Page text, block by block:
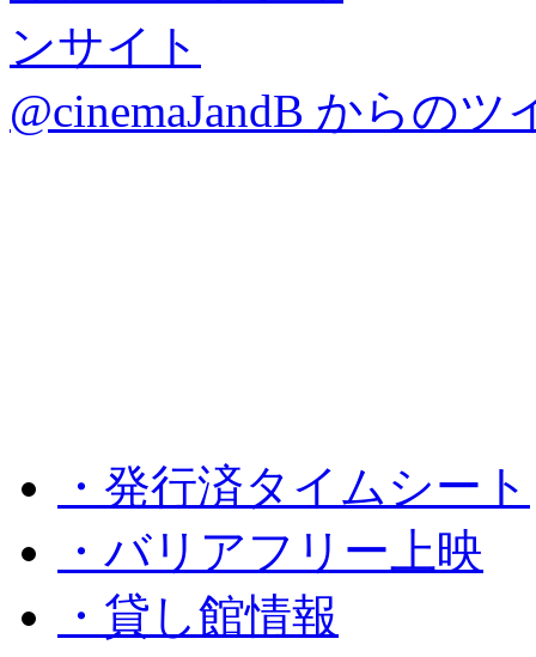
@cinemaJandB からのツ
・発行済タイムシート
・バリアフリー上映
・貸し館情報